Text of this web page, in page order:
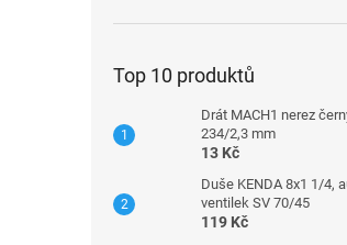
Top 10 produktů
Drát MACH1 nerez
234/2,3 mm
13 Kč
Duše KENDA 8x1 1/4,
ventilek SV 70/45
119 Kč